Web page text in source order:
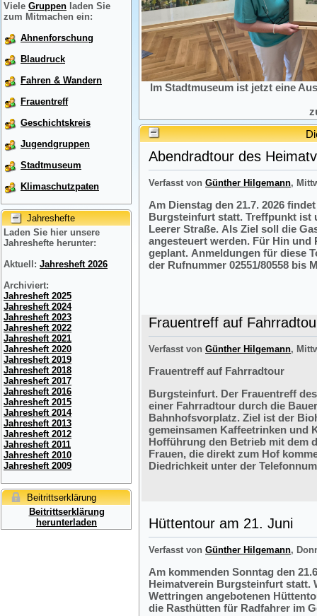
Viele Gruppen laden Sie
zum Mitmachen ein:
Ahnenforschung
Blaudruck
Fahren & Wandern
Frauentreff
Geschichtskreis
Jugendgruppen
Stadtmuseum
Klimaschutzpaten
Jahreshefte
Laden Sie hier unsere
Jahreshefte herunter:
Aktuell: Jahresheft 2026
Archiviert:
Jahresheft 2025
Jahresheft 2024
Jahresheft 2023
Jahresheft 2022
Jahresheft 2021
Jahresheft 2020
Jahresheft 2019
Jahresheft 2018
Jahresheft 2017
Jahresheft 2016
Jahresheft 2015
Jahresheft 2014
Jahresheft 2013
Jahresheft 2012
Jahresheft 2011
Jahresheft 2010
Jahresheft 2009
Beitrittserklärung
Beitrittserklärung
herunterladen
Im Stadtmuseum ist jetzt eine
Abendradtour des
Verfasst von Günther Hilgemann,
Am Dienstag den 21.7. 2026
Burgsteinfurt statt. Treffpunkt ist
Leerer Straße. Als Ziel soll die
angesteuert werden. Für Hin und
geplant. Anmeldungen für diese
der Rufnummer 02551/80558 bis
Frauentreff auf
Verfasst von Günther Hilgemann,
Frauentreff auf Fahrradtour
Burgsteinfurt. Der Frauentreff
einer Fahrradtour durch die
Bahnhofsvorplatz. Ziel ist der
gemeinsamen Kaffeetrinken und
Hofführung den Betrieb mit dem
Frauen, die direkt zum Hof
Diedrichkeit unter der
Hüttentour am 21. Juni
Verfasst von Günther Hilgemann,
Am kommenden Sonntag den
Heimatverein Burgsteinfurt statt.
Wettringen angebotenen
die Rasthütten für Radfahrer im